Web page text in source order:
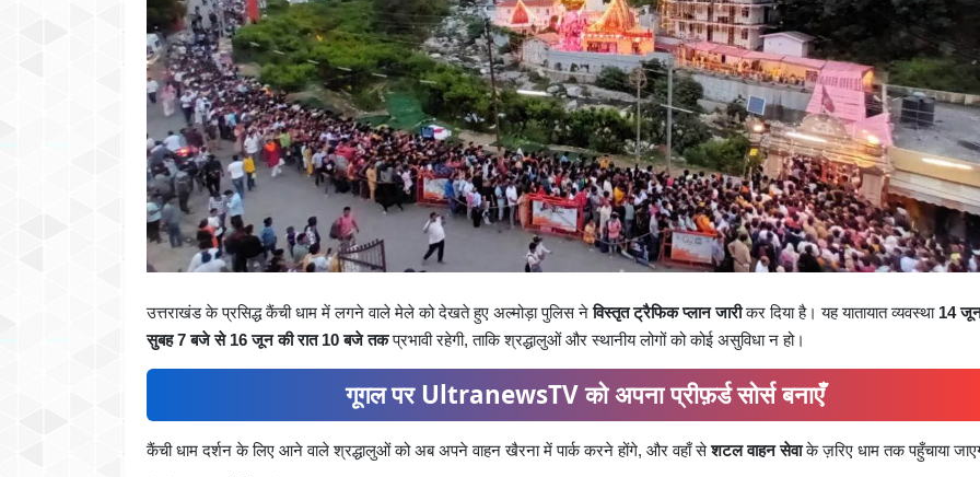
उत्तराखंड के प्रसिद्ध कैंची धाम में लगने वाले मेले को देखते हुए अल्मोड़ा पुलिस नेविस्तृत ट्रैफिक प्लान जारीकर दिया है। यह यातायात व्यवस्था 14
सुबह 7 बजे से 16 जून की रात 10 बजे तकप्रभावी रहेगी, ताकि श्रद्धालुओं और स्थानीय लोगों को कोई असुविधा न हो।
गूगल पर UltranewsTV को अपना प्रीफ़र्ड सोर्स बनाएँ
कैंची धाम दर्शन के लिए आने वाले श्रद्धालुओं को अब अपने वाहन खैरना में पार्क करने होंगे, और वहाँ सेशटल वाहन सेवाके ज़रिए धाम तक पहुँचाया